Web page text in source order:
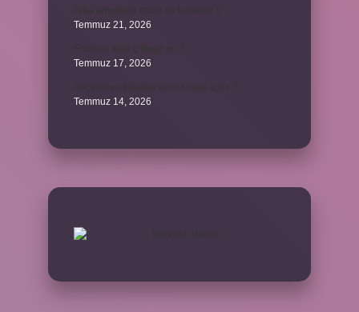
Temmuz 21, 2026
Temmuz 17, 2026
Temmuz 14, 2026